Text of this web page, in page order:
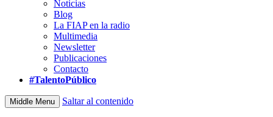
Noticias
Blog
La FIAP en la radio
Multimedia
Newsletter
Publicaciones
Contacto
#TalentoPúblico
Middle Menu Saltar al contenido